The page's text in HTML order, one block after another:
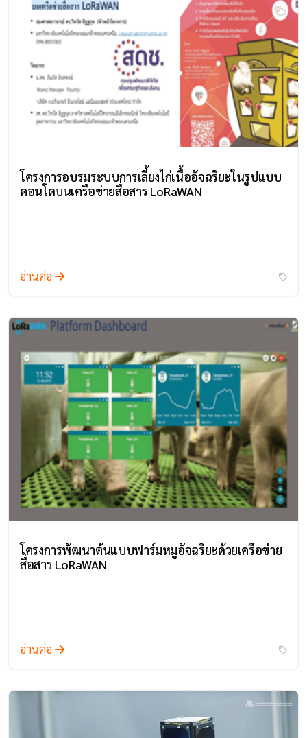
โครงการอบรมระบบการเลี้ยงไก่เนื้ออัจฉริยะในรูปแบบ
คอนโดบนเครือข่ายสื่อสาร LoRaWAN
อ่านต่อ
โครงการพัฒนาต้นแบบฟาร์มหมูอัจฉริยะด้วยเครือข่าย
สื่อสาร LoRaWAN
อ่านต่อ